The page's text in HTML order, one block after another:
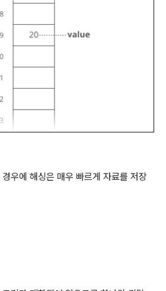
우에 해싱은 매우 빠르게 자료를 저장